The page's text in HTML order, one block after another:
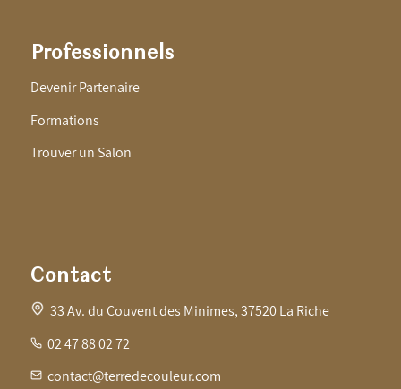
Professionnels
Devenir Partenaire
Formations
Trouver un Salon
Contact
33 Av. du Couvent des Minimes, 37520 La Riche
02 47 88 02 72
contact@terredecouleur.com